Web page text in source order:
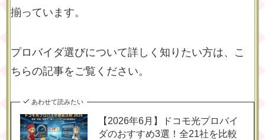
揃っています。
プロバイダ選びについて詳しく知りたい方は、こ
ちらの記事をご覧ください。
あわせて読みたい
【2026年6月】ドコモ光プロバイ
ダのおすすめ3選！全21社を比較